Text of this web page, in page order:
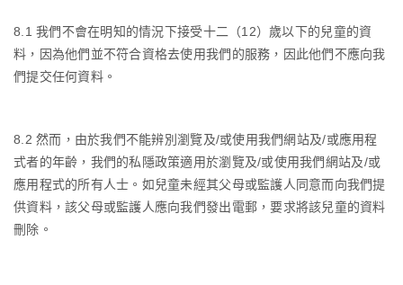
8.1我們不會在明知的情況下接受十二（12）歲以下的兒童的資
料，因為他們並不符合資格去使用我們的服務，因此他們不應向我
們提交任何資料。
8.2然而，由於我們不能辨別瀏覽及/或使用我們網站及/或應用程
式者的年齡，我們的私隱政策適用於瀏覽及/或使用我們網站及/或
應用程式的所有人士。如兒童未經其父母或監護人同意而向我們提
供資料，該父母或監護人應向我們發出電郵，要求將該兒童的資料
刪除。